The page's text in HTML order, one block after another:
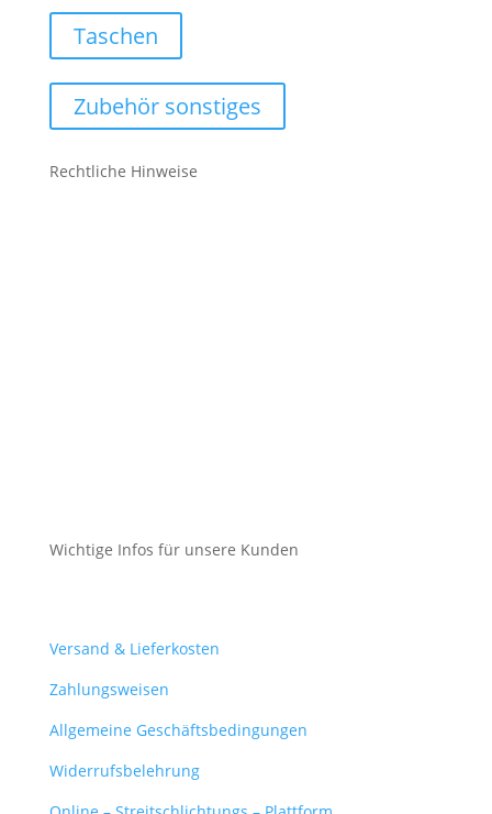
Taschen
Zubehör sonstiges
Rechtliche Hinweise
Wichtige Infos für unsere Kunden
Versand & Lieferkosten
Zahlungsweisen
Allgemeine Geschäftsbedingungen
Widerrufsbelehrung